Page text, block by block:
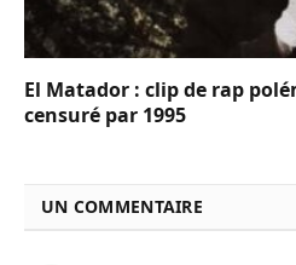
El Matador : clip de rap
censuré par 1995
UN COMMENTAIRE